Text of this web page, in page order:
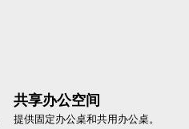
共享办公空间
提供固定办公桌和共用办公桌。